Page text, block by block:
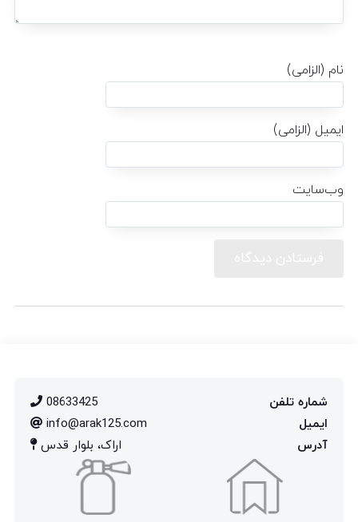
نام (الزامی)
ایمیل (الزامی)
وب‌سایت
شماره تلفن
08633425
ایمیل
info@arak125.com
آدرس
اراک، بلوار قدس